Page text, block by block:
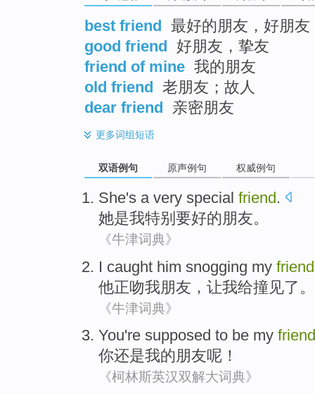
best friend 最好的朋友，好朋友
good friend 好朋友，挚友
friend of mine 我的朋友
old friend 老朋友；故人
dear friend 亲密朋友
更多词组短语
双语例句 原声例句 权威例句
She's a very special friend.
她是我特别 要好的朋友。
《牛津词典》
I caught him snogging my friend
他正吻我朋友，让我给撞见了 。
《牛津词典》
You're supposed to be my friend
你还是我的朋友呢！
《柯林斯英汉双解大词典》